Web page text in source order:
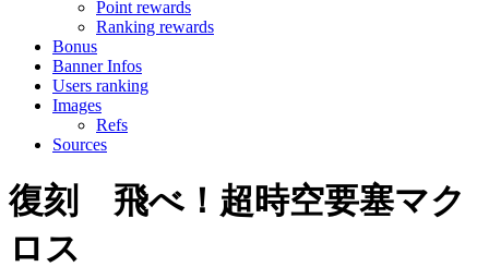
Point rewards
Ranking rewards
Bonus
Banner Infos
Users ranking
Images
Refs
Sources
復刻 飛べ！超時空要塞マク
ロス